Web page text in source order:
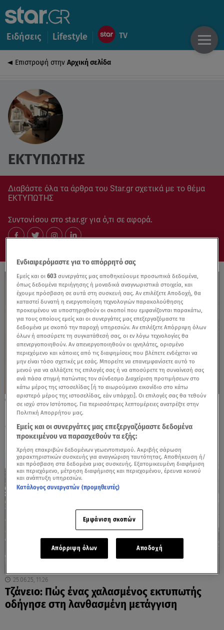
Ειδήσεις Lifestyle
Επιστροφή στην Αρχική σελίδα
ΕΚΤΥΠΩΤΗΣ
Διαβάστε όλα τα άρθρα του Star.gr σχετικά με το θέμα
ΕΚΤΥΠΩΤΗΣ
Συντονίσου στο star.gr για ό,τι σε αφορά.
09.01.26, 10:07
Η ουσία του σωστού μελανιού για τις
εκτυπωτικές σας ανάγκες
25.06.25, 11:26
Τζάνειο: Πώς ένας χαλασμένος εκτυπωτής
οδήγησε στη λανθασμένη μετάγγιση
Ενδιαφερόμαστε για το απόρρητό σας
Εμείς και οι603 συνεργάτες μας αποθηκεύουμε προσωπικά δεδομένα,
όπως δεδομένα περιήγησης ή μοναδικά αναγνωριστικά στοιχεία, και
έχουμε πρόσβαση σε αυτά στη συσκευή σας. Αν επιλέξετε Αποδοχή, θα
καταστεί δυνατή η ενεργοποίηση τεχνολογιών παρακολούθησης
προκειμένου να υποστηριχθούν οι σκοποί που εμφανίζονται παρακάτω,
για τους οποίους εμείς και οι συνεργάτες μας επεξεργαζόμαστε τα
δεδομένα με σκοπό την παροχή υπηρεσιών. Αν επιλέξετε Απόρριψη όλων
όλων ή αποσύρετε τη συγκατάθεσή σας, οι εν λόγω τεχνολογίες θα
απενεργοποιηθούν. Αν απενεργοποιηθούν οι ιχνηλάτες, ορισμένο
περιεχόμενο και κάποιες από τις διαφημίσεις που βλέπετε ενδέχεται να
μην είναι τόσο σχετικές με εσάς. Μπορείτε να επανεμφανίσετε αυτό το
μενού για να αλλάξετε τις επιλογές σας ή να αποσύρετε τη συναίνεσή σας
ανά πάσα στιγμή πατώντας τον σύνδεσμο Διαχείριση προτιμήσεων στο
κάτω μέρος της ιστοσελίδας [ή το αιωρούμενο εικονίδιο στο κάτω
αριστερό μέρος της ιστοσελίδας, εάν υπάρχει]. Οι επιλογές σας θα τεθούν
σε ισχύ στον Ιστότοπος. Για περισσότερες λεπτομέρειες ανατρέξτε στην
Πολιτική Απορρήτου μας.
Εμείς και οι συνεργάτες μας επεξεργαζόμαστε δεδομένα
προκειμένου να παρασχεθούν τα εξής:
Χρήση επακριβών δεδομένων γεωεντοπισμού. Ακριβής σάρωση
χαρακτηριστικών συσκευής για αναγνώριση ταυτότητας. Αποθήκευση ή/
και πρόσβαση στα δεδομένα μιας συσκευής. Εξατομικευμένη διαφήμιση
και περιεχόμενο, μέτρηση διαφήμισης και περιεχομένου, έρευνα κοινού
και ανάπτυξη υπηρεσιών.
Κατάλογος συνεργατών (προμηθευτές)
Εμφάνιση σκοπών
Απόρριψη όλων Αποδοχή